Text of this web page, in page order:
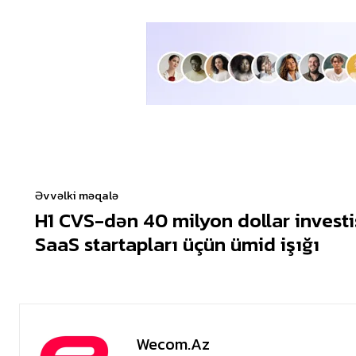
Əvvəlki məqalə
H1 CVS-dən 40 milyon dollar
SaaS startapları üçün ümid işığı
Wecom.az